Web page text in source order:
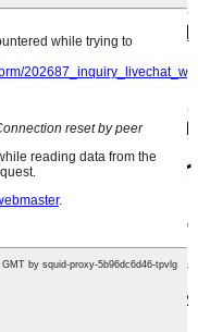
● السيارات: في تجميع
إلى حل تثبيت آمن وسريع.
● الإلكترونيات: لتثبيت
● صناعة الأثاث: لتجميع
كيفية طلب براغي
في شركة يوهوانغ، يُعد طلب
2. اتصل بنا: تواصل معنا لعرض متطلباتك أو للحصول على استشارة.